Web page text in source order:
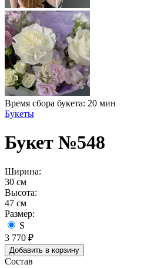
Время сбора букета: 20 мин
Букеты
Букет №548
Ширина:
30 см
Высота:
47 см
Размер:
S
3 770 ₽
Добавить в корзину
Состав